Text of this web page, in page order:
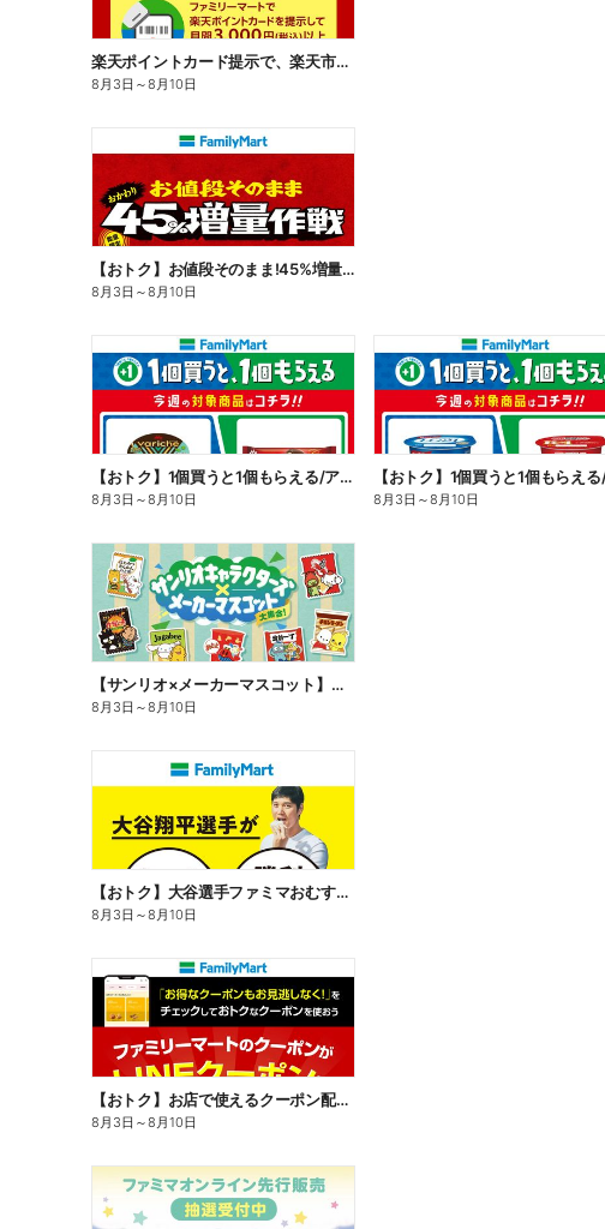
楽天ポイントカード提示で、楽天市場でのお買い物がおトクに!
8月3日 ～8月10日
【おトク】お値段そのまま!45%増量作戦!
8月3日 ～8月10日
【おトク】1個買うと1個もらえる/アイス
8月3日 ～8月10日 8月3日 ～8月10日
【サンリオ×メーカーマスコット】オリジナルグッズ貰える!
8月3日 ～8月10日
【おトク】大谷選手ファミマおむすび割
8月3日 ～8月10日
【おトク】お店で使えるクーポン配信中
8月3日 ～8月10日